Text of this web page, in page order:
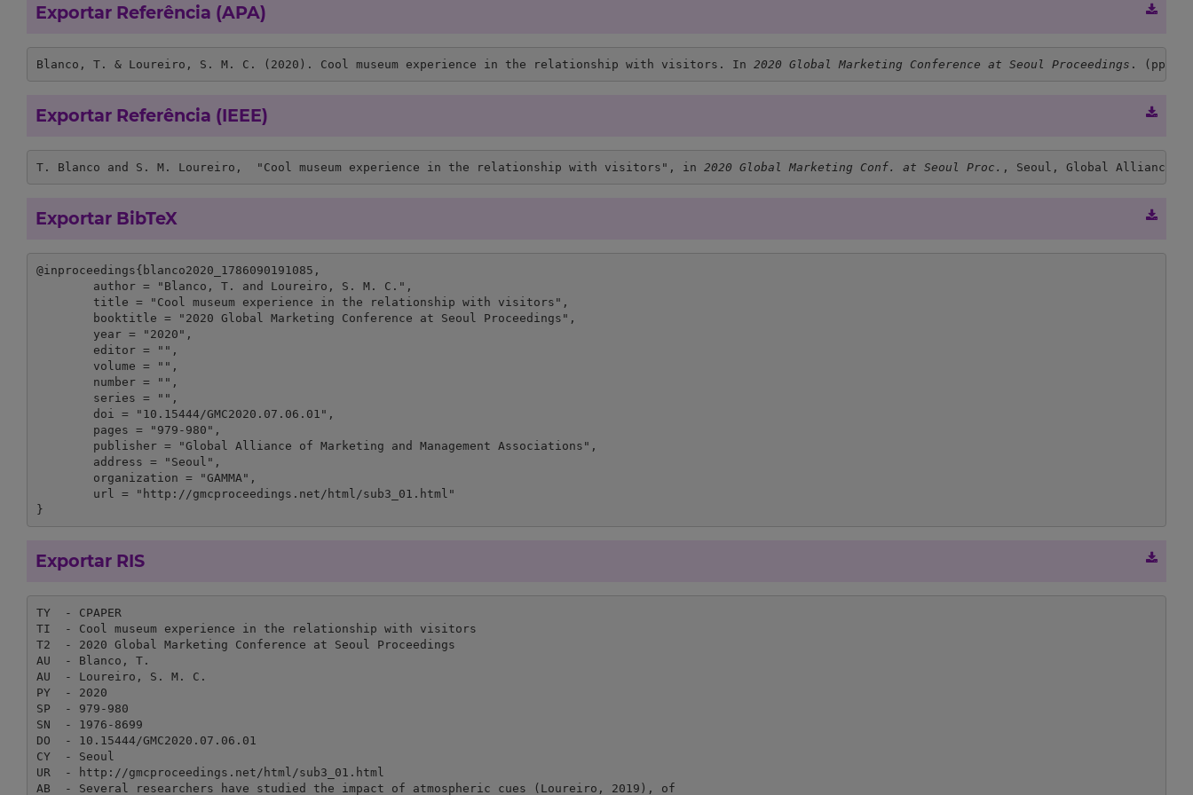
Exportar Referência (APA)
Blanco, T. & Loureiro, S. M. C. (2020). Cool museum experience in the relationship with visitors. In 2020 Global Marketing Conference at Seoul Proceedings . (pp.
Exportar Referência (IEEE)
T. Blanco and S. M. Loureiro,  "Cool museum experience in the relationship with visitors", in 2020 Global Marketing Conf. at Seoul Proc. , Seoul, Global Alliance of
Exportar BibTeX
@inproceedings{blanco2020_1786090191085,
}
Exportar RIS
TY  - CPAPER
TI  - Cool museum experience in the relationship with visitors
T2  - 2020 Global Marketing Conference at Seoul Proceedings
AU  - Blanco, T.
AU  - Loureiro, S. M. C.
PY  - 2020
SP  - 979-980
SN  - 1976-8699
DO  - 10.15444/GMC2020.07.06.01
CY  - Seoul
UR  - http://gmcproceedings.net/html/sub3_01.html
AB  - Several researchers have studied the impact of atmospheric cues (Loureiro, 2019), of